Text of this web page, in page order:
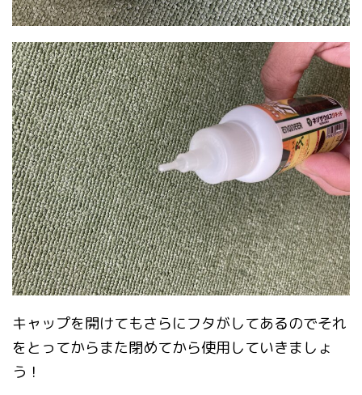
キャップを開けてもさらにフタがしてあるのでそれ
をとってからまた閉めてから使用していきましょ
う！